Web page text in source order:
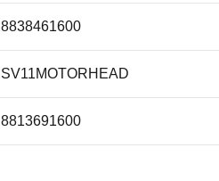
8838461600
SV11MOTORHEAD
8813691600